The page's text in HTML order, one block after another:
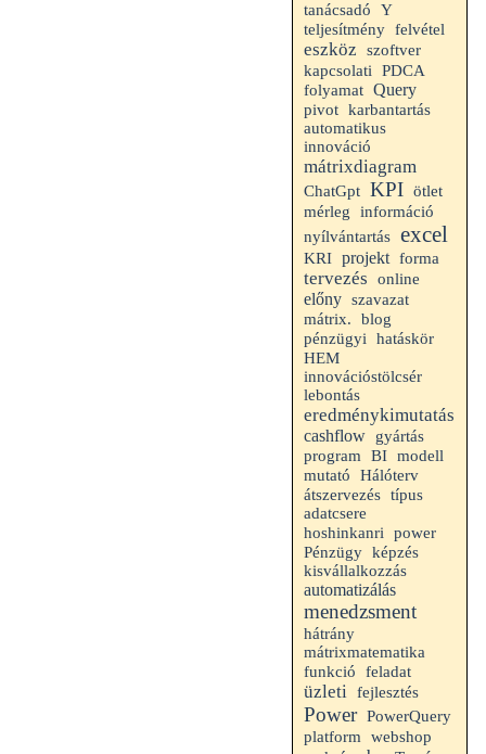
tanácsadó Y
teljesítmény felvétel
eszköz
szoftver
kapcsolati
PDCA
folyamat Query
pivot karbantartás
automatikus
innováció
mátrixdiagram
ChatGpt KPI ötlet
mérleg
információ
nyílvántartás excel
KRI projekt forma
tervezés online
előny szavazat
mátrix.
blog
pénzügyi
hatáskör
HEM
innovációstölcsér
lebontás
eredménykimutatás
cashflow
gyártás
program
BI modell
mutató
Hálóterv
átszervezés típus
adatcsere
hoshinkanri
power
Pénzügy képzés
kisvállalkozzás
automatizálás
menedzsment
hátrány
mátrixmatematika
funkció
feladat
üzleti fejlesztés
Power PowerQuery
platform
webshop